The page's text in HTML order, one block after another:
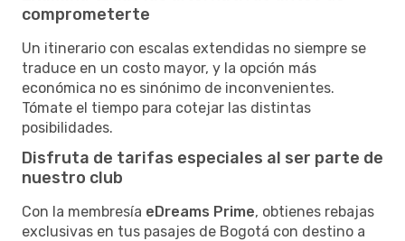
comprometerte
Un itinerario con escalas extendidas no siempre se
traduce en un costo mayor, y la opción más
económica no es sinónimo de inconvenientes.
Tómate el tiempo para cotejar las distintas
posibilidades.
Disfruta de tarifas especiales al ser parte de
nuestro club
Con la membresía eDreams Prime, obtienes rebajas
exclusivas en tus pasajes de Bogotá con destino a